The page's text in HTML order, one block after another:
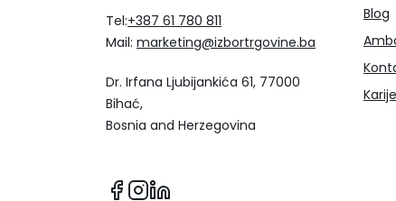
Tel:+387 61 780 811
Mail: marketing@izbortrgovine.ba
Dr. Irfana Ljubijankića 61, 77000
Bihać,
Bosnia and Herzegovina
Blog